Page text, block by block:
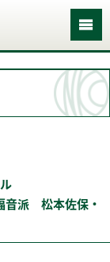
音派 松本佐保・